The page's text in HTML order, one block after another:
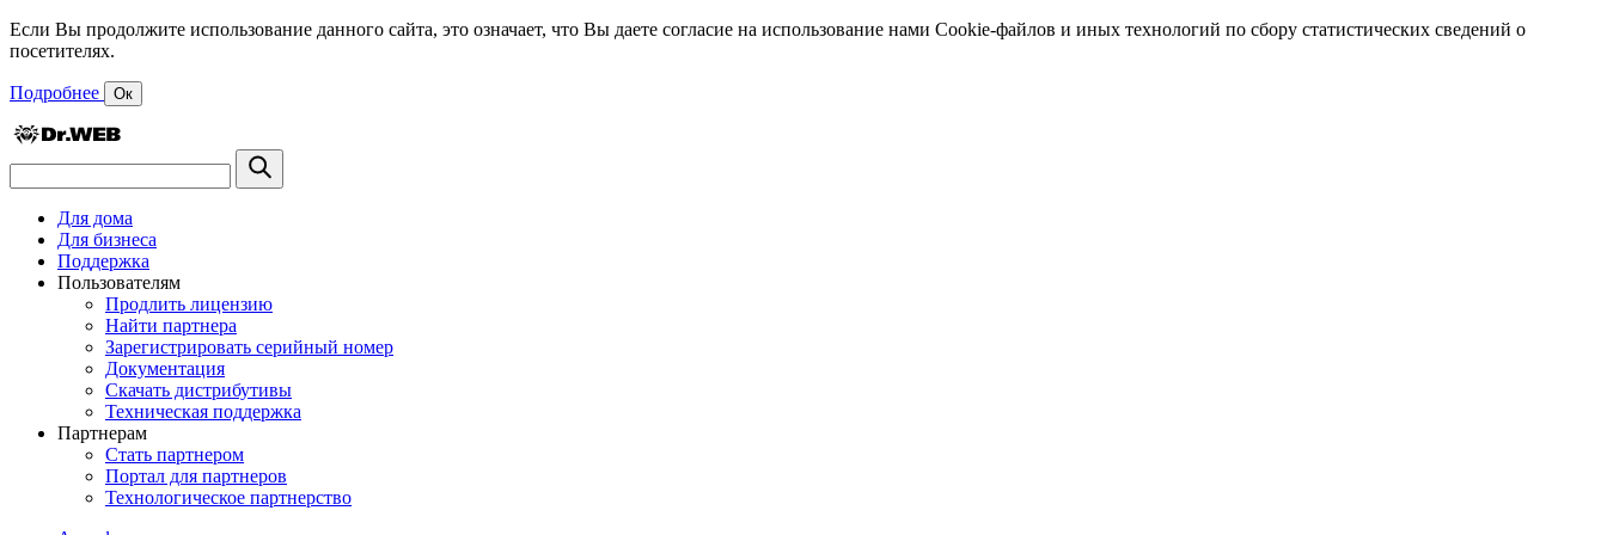
Если Вы продолжите использование данного сайта, это означает, что Вы даете согласие на использование нами Cookie-файлов и иных технологий по сбору статистических сведений о
посетителях.
Подробнее Ок
Для дома
Для бизнеса
Поддержка
Пользователям
Продлить лицензию
Найти партнера
Зарегистрировать серийный номер
Документация
Скачать дистрибутивы
Техническая поддержка
Партнерам
Стать партнером
Портал для партнеров
Технологическое партнерство